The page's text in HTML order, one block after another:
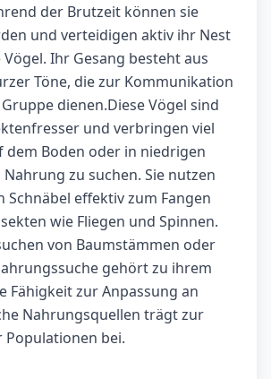
der Brutzeit können sie
und verteidigen aktiv ihr Nest
Ihr Gesang besteht aus
Töne, die zur Kommunikation
dienen.Diese Vögel sind
und verbringen viel
dem Boden oder in niedrigen
Nahrung zu suchen. Sie nutzen
Schnäbel effektiv zum Fangen
wie Fliegen und Spinnen.
von Baumstämmen oder
gehört zu ihrem
Fähigkeit zur Anpassung an
Nahrungsquellen trägt zur
bei.